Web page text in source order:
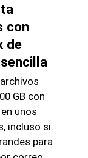
con
de
GB con
unos
incluso si
para